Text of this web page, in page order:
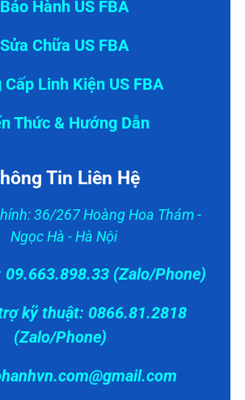
Bảo Hành US FBA
Sửa Chữa US FBA
Cấp Linh Kiện US FBA
Thức & Hướng Dẫn
Tin Liên Hệ
36/267 Hoàng Hoa Thám -
Ngọc Hà - Hà Nội
(Zalo/Phone)
trợ kỹ thuật: 0866.81.2818
(Zalo/Phone)